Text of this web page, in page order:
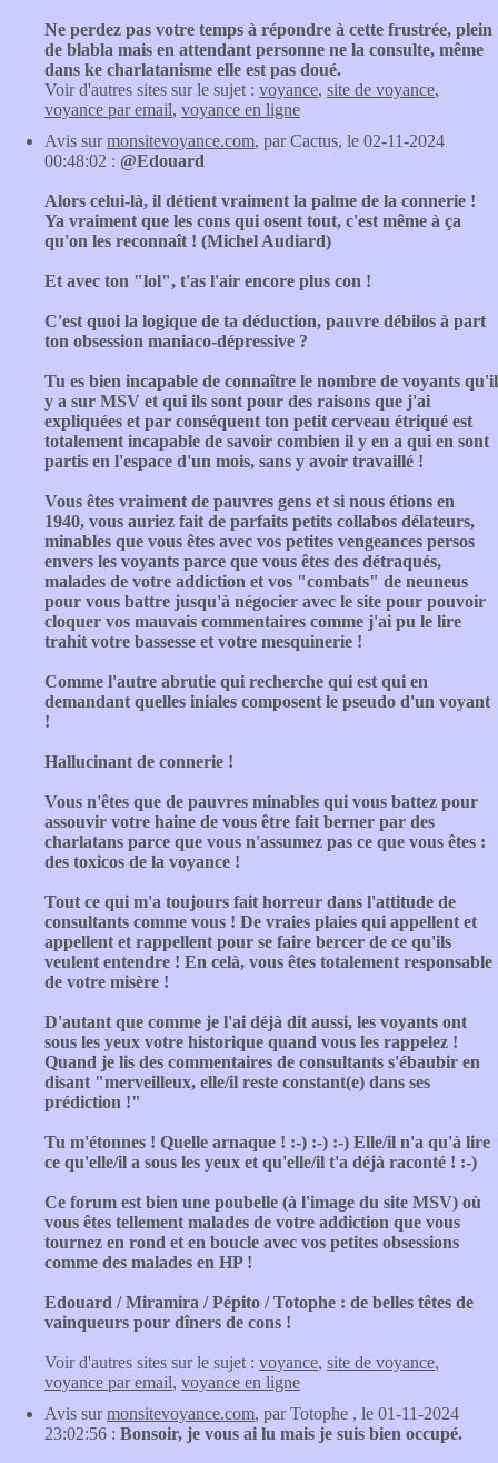
Ne perdez pas votre temps à répondre à cette frustrée, plein
de blabla mais en attendant personne ne la consulte, même
dans ke charlatanisme elle est pas doué.
Voir d'autres sites sur le sujet : voyance, site de voyance,
voyance par email, voyance en ligne
Avis surmonsitevoyance.com, par Cactus, le 02-11-2024
00:48:02 : @Edouard
Alors celui-là, il détient vraiment la palme de la connerie !
Ya vraiment que les cons qui osent tout, c'est même à ça
qu'on les reconnaît ! (Michel Audiard)
Et avec ton "lol", t'as l'air encore plus con !
C'est quoi la logique de ta déduction, pauvre débilos à part
ton obsession maniaco-dépressive ?
Tu es bien incapable de connaître le nombre de voyants qu'il
y a sur MSV et qui ils sont pour des raisons que j'ai
expliquées et par conséquent ton petit cerveau étriqué est
totalement incapable de savoir combien il y en a qui en sont
partis en l'espace d'un mois, sans y avoir travaillé !
Vous êtes vraiment de pauvres gens et si nous étions en
1940, vous auriez fait de parfaits petits collabos délateurs,
minables que vous êtes avec vos petites vengeances persos
envers les voyants parce que vous êtes des détraqués,
malades de votre addiction et vos "combats" de neuneus
pour vous battre jusqu'à négocier avec le site pour pouvoir
cloquer vos mauvais commentaires comme j'ai pu le lire
trahit votre bassesse et votre mesquinerie !
Comme l'autre abrutie qui recherche qui est qui en
demandant quelles iniales composent le pseudo d'un voyant
!
Hallucinant de connerie !
Vous n'êtes que de pauvres minables qui vous battez pour
assouvir votre haine de vous être fait berner par des
charlatans parce que vous n'assumez pas ce que vous êtes :
des toxicos de la voyance !
Tout ce qui m'a toujours fait horreur dans l'attitude de
consultants comme vous ! De vraies plaies qui appellent et
appellent et rappellent pour se faire bercer de ce qu'ils
veulent entendre ! En celà, vous êtes totalement responsable
de votre misère !
D'autant que comme je l'ai déjà dit aussi, les voyants ont
sous les yeux votre historique quand vous les rappelez !
Quand je lis des commentaires de consultants s'ébaubir en
disant "merveilleux, elle/il reste constant(e) dans ses
prédiction !"
Tu m'étonnes ! Quelle arnaque ! :-) :-) :-) Elle/il n'a qu'à lire
ce qu'elle/il a sous les yeux et qu'elle/il t'a déjà raconté ! :-)
Ce forum est bien une poubelle (à l'image du site MSV) où
vous êtes tellement malades de votre addiction que vous
tournez en rond et en boucle avec vos petites obsessions
comme des malades en HP !
Edouard / Miramira / Pépito / Totophe : de belles têtes de
vainqueurs pour dîners de cons !
Voir d'autres sites sur le sujet : voyance, site de voyance,
voyance par email, voyance en ligne
Avis surmonsitevoyance.com, par Totophe , le 01-11-2024
23:02:56 : Bonsoir, je vous ai lu mais je suis bien occupé.